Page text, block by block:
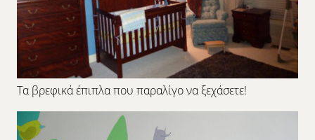
Τα βρεφικά έπιπλα που παραλίγο να ξεχάσετε!